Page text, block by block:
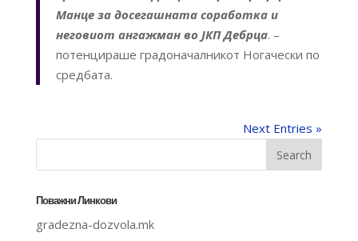
Манце за досегашната соработка и
неговиот ангажман во ЈКП Дебрца. –
потенцираше градоначалникот Ногачески по
средбата.
Next Entries »
Поважни Линкови
gradezna-dozvola.mk